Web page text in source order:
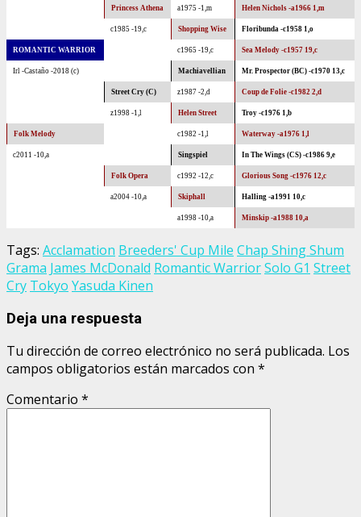
Princess Athena a1975 -1,m Helen Nichols -a1966 1,m
c1985 -19,c Shopping Wise Floribunda -c1958 1,o
ROMANTIC WARRIOR c1965 -19,c Sea Melody -c1957 19,c
Irl -Castaño -2018 (c) Machiavellian Mr. Prospector (BC) -c1970 13,c
Street Cry (C) z1987 -2,d Coup de Folie -c1982 2,d
z1998 -1,l Helen Street Troy -c1976 1,b
Folk Melody c1982 -1,l Waterway -a1976 1,l
c2011 -10,a Singspiel In The Wings (CS) -c1986 9,e
Folk Opera c1992 -12,c Glorious Song -c1976 12,c
a2004 -10,a Skiphall Halling -a1991 10,c
a1998 -10,a Minskip -a1988 10,a
Tags: Acclamation Breeders' Cup Mile Chap Shing Shum
Grama James McDonald Romantic WarriorSolo G1 Street
Cry Tokyo Yasuda Kinen
Deja una respuesta
Tu dirección de correo electrónico no será publicada. Los
campos obligatorios están marcados con *
Comentario *